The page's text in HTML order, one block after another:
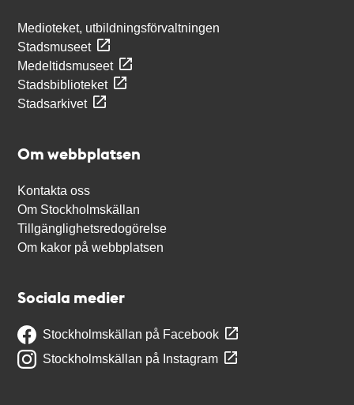
Medioteket, utbildningsförvaltningen
Stadsmuseet
Medeltidsmuseet
Stadsbiblioteket
Stadsarkivet
Om webbplatsen
Kontakta oss
Om Stockholmskällan
Tillgänglighetsredogörelse
Om kakor på webbplatsen
Sociala medier
Stockholmskällan på Facebook
Stockholmskällan på Instagram